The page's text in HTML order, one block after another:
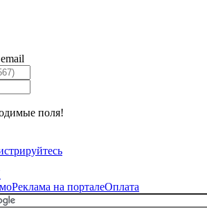
поля!
Реклама на порталеОплата